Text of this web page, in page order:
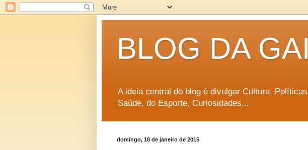
BLOG DA
A ideia central do blog é divulgar Cultura,
Saúde, do Esporte, Curiosidades...
domingo, 18 de janeiro de 2015